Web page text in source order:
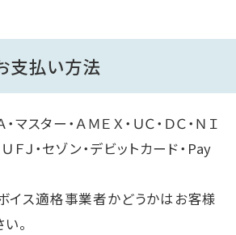
支払い方法
・マスター・ＡＭＥＸ・ＵＣ・ＤＣ・ＮＩ
ＦＪ・セゾン・デビットカード・Pay
ス適格事業者かどうかはお客様
。